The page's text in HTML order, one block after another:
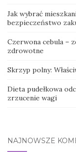
Jak wybrać
bezpieczeństwo
Czerwona cebula –
zdrowotne
Skrzyp polny:
Dieta pudełkowa
zrzucenie wagi
NAJNOWSZE